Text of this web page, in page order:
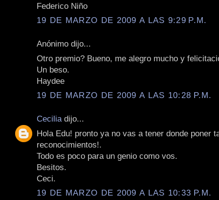
Federico Niño
19 DE MARZO DE 2009 A LAS 9:29 P.M.
Anónimo dijo...
Otro premio? Bueno, me alegro mucho y
Un beso.
Haydee
19 DE MARZO DE 2009 A LAS 10:28 P.M.
Ceciliadijo...
Hola Edu! pronto ya no vas a tener donde poner
reconocimientos!.
Todo es poco para un genio como vos.
Besitos.
Ceci.
19 DE MARZO DE 2009 A LAS 10:33 P.M.